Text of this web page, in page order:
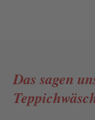
Das sagen